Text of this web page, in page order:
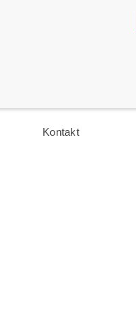
Kontakt